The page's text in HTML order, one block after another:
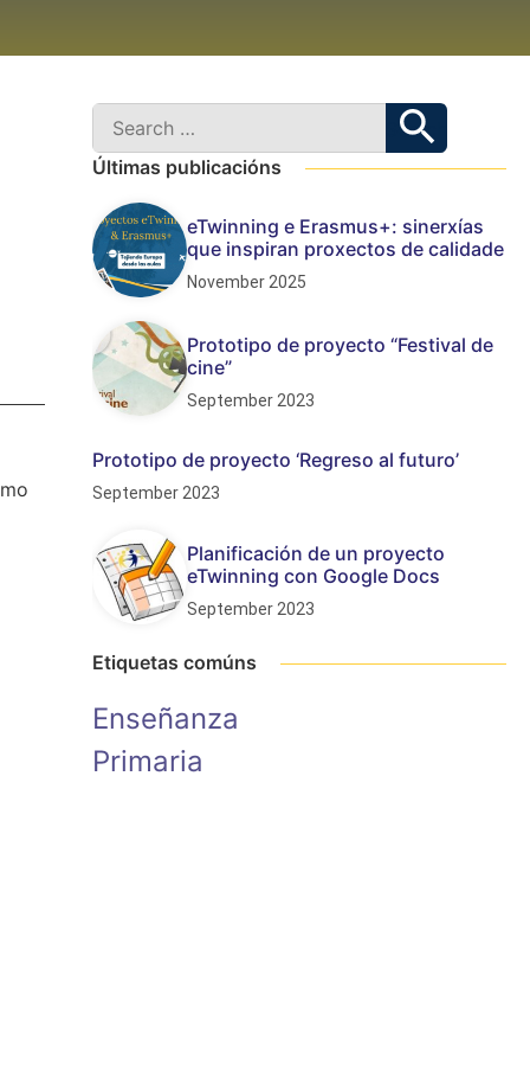
Últimas publicacións
eTwinning e Erasmus+: sinerxías
que inspiran proxectos de calidade
November 2025
Prototipo de proyecto “Festival de
cine”
September 2023
Prototipo de proyecto ‘Regreso al futuro’
September 2023
Planificación de un proyecto
eTwinning con Google Docs
September 2023
Etiquetas comúns
Enseñanza
Primaria